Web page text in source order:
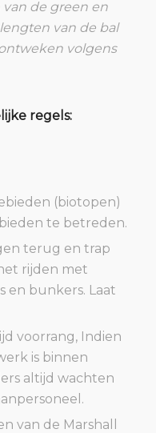
de green en
van de bal
volgens
regels:
(biotopen)
te betreden.
terug en trap
rijden met
en bunkers. Laat
voorrang, Indien
is binnen
altijd wachten
van de Marshall